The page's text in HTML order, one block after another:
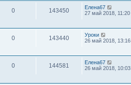
0 143450
Елена67
27 май 2018, 11:20
0 143440
Уроки
26 май 2018, 13:16
0 144581
Елена67
26 май 2018, 10:03